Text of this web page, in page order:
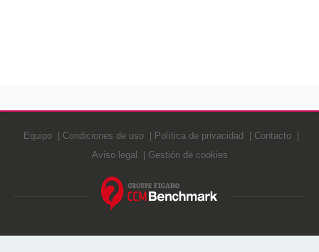
Equipo Condiciones de uso Política de privacidad
Contacto
Aviso legal
Gestión de cookies